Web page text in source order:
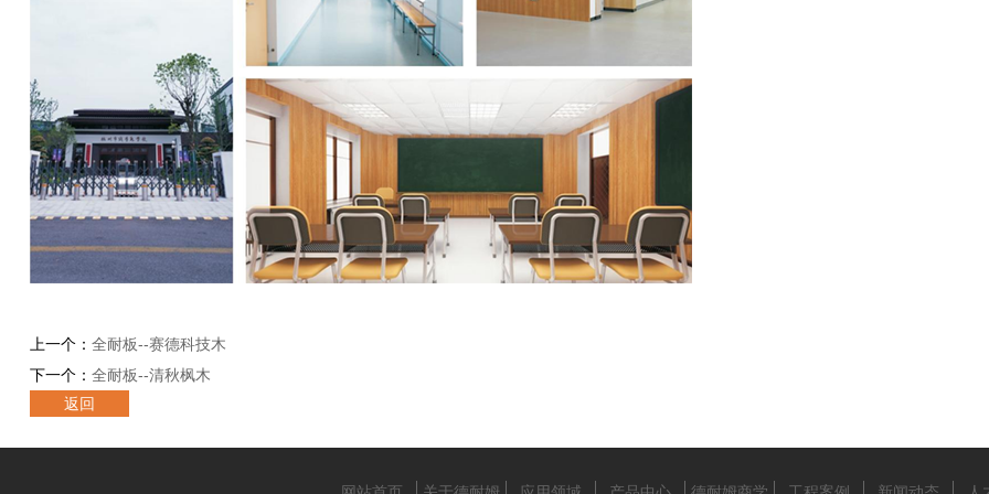
上一个： 全耐板--赛德科技木
下一个： 全耐板--清秋枫木
返回